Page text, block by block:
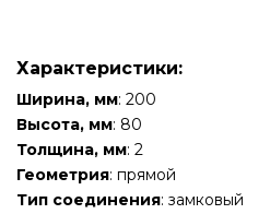
Характеристики:
Ширина, мм: 200
Высота, мм: 80
Толщина, мм: 2
Геометрия: прямой
Тип соединения: замковый